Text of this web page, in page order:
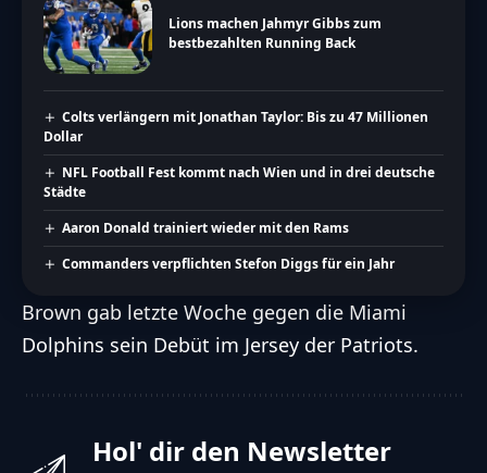
Lions machen Jahmyr Gibbs zum
bestbezahlten Running Back
Colts verlängern mit Jonathan Taylor: Bis zu 47 Millionen
Dollar
NFL Football Fest kommt nach Wien und in drei deutsche
Städte
Aaron Donald trainiert wieder mit den Rams
Commanders verpflichten Stefon Diggs für ein Jahr
Brown gab letzte Woche gegen die Miami
Dolphins sein Debüt im Jersey der Patriots.
Hol' dir den Newsletter